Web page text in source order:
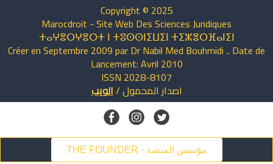
Copyright © 2025
Marocdroit - Site Web Des Sciences Juridiques
ⵜⴰⵖⴻⵔⵖⴻⵔⵜ ⵏ ⵜⵓⵙⵙⵏⵉⵡⵉⵏ ⵜⵉⵣⴻⵔⴼⴰⵏⵉⵏ
Créer en Septembre 2009 par Dr Nabil Med Bouhmidi .. Date de
Lancement: Avril 2010
ISSN 2028-8107
اصدار المحمول/الويب
THE FOUNDER - مؤسس المنصة